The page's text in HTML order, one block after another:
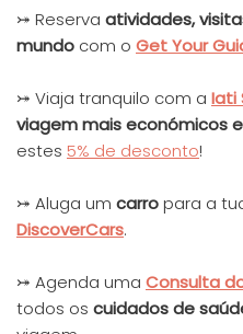
⤖ Reserva atividades,
mundo com o Get Your
⤖ Viaja tranquilo com a Iati
viagem mais económicos
estes 5% de desconto!
⤖ Aluga um carropara a
DiscoverCars.
⤖ Agenda uma Consulta
todos os cuidados de